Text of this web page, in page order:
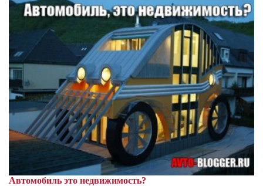
Автомобиль это недвижимость?